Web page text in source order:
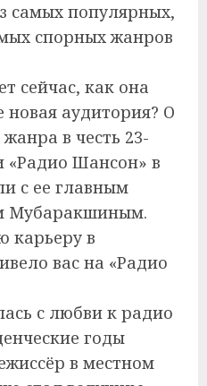
самых популярных,
спорных жанров
сейчас, как она
новая аудитория? О
в честь 23-
«Радио Шансон» в
с ее главным
Мубаракшиным.
карьеру в
вас на «Радио
с любви к радио
годы
в местном